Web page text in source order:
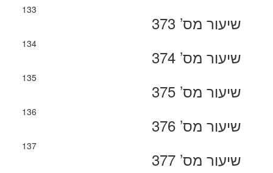
133
שיעור מס’ 373
134
שיעור מס’ 374
135
שיעור מס’ 375
136
שיעור מס’ 376
137
שיעור מס’ 377